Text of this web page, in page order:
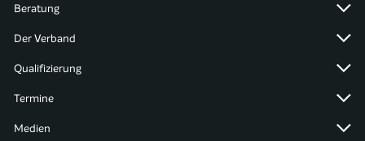
Beratung
Der Verband
Qualifizierung
Termine
Medien